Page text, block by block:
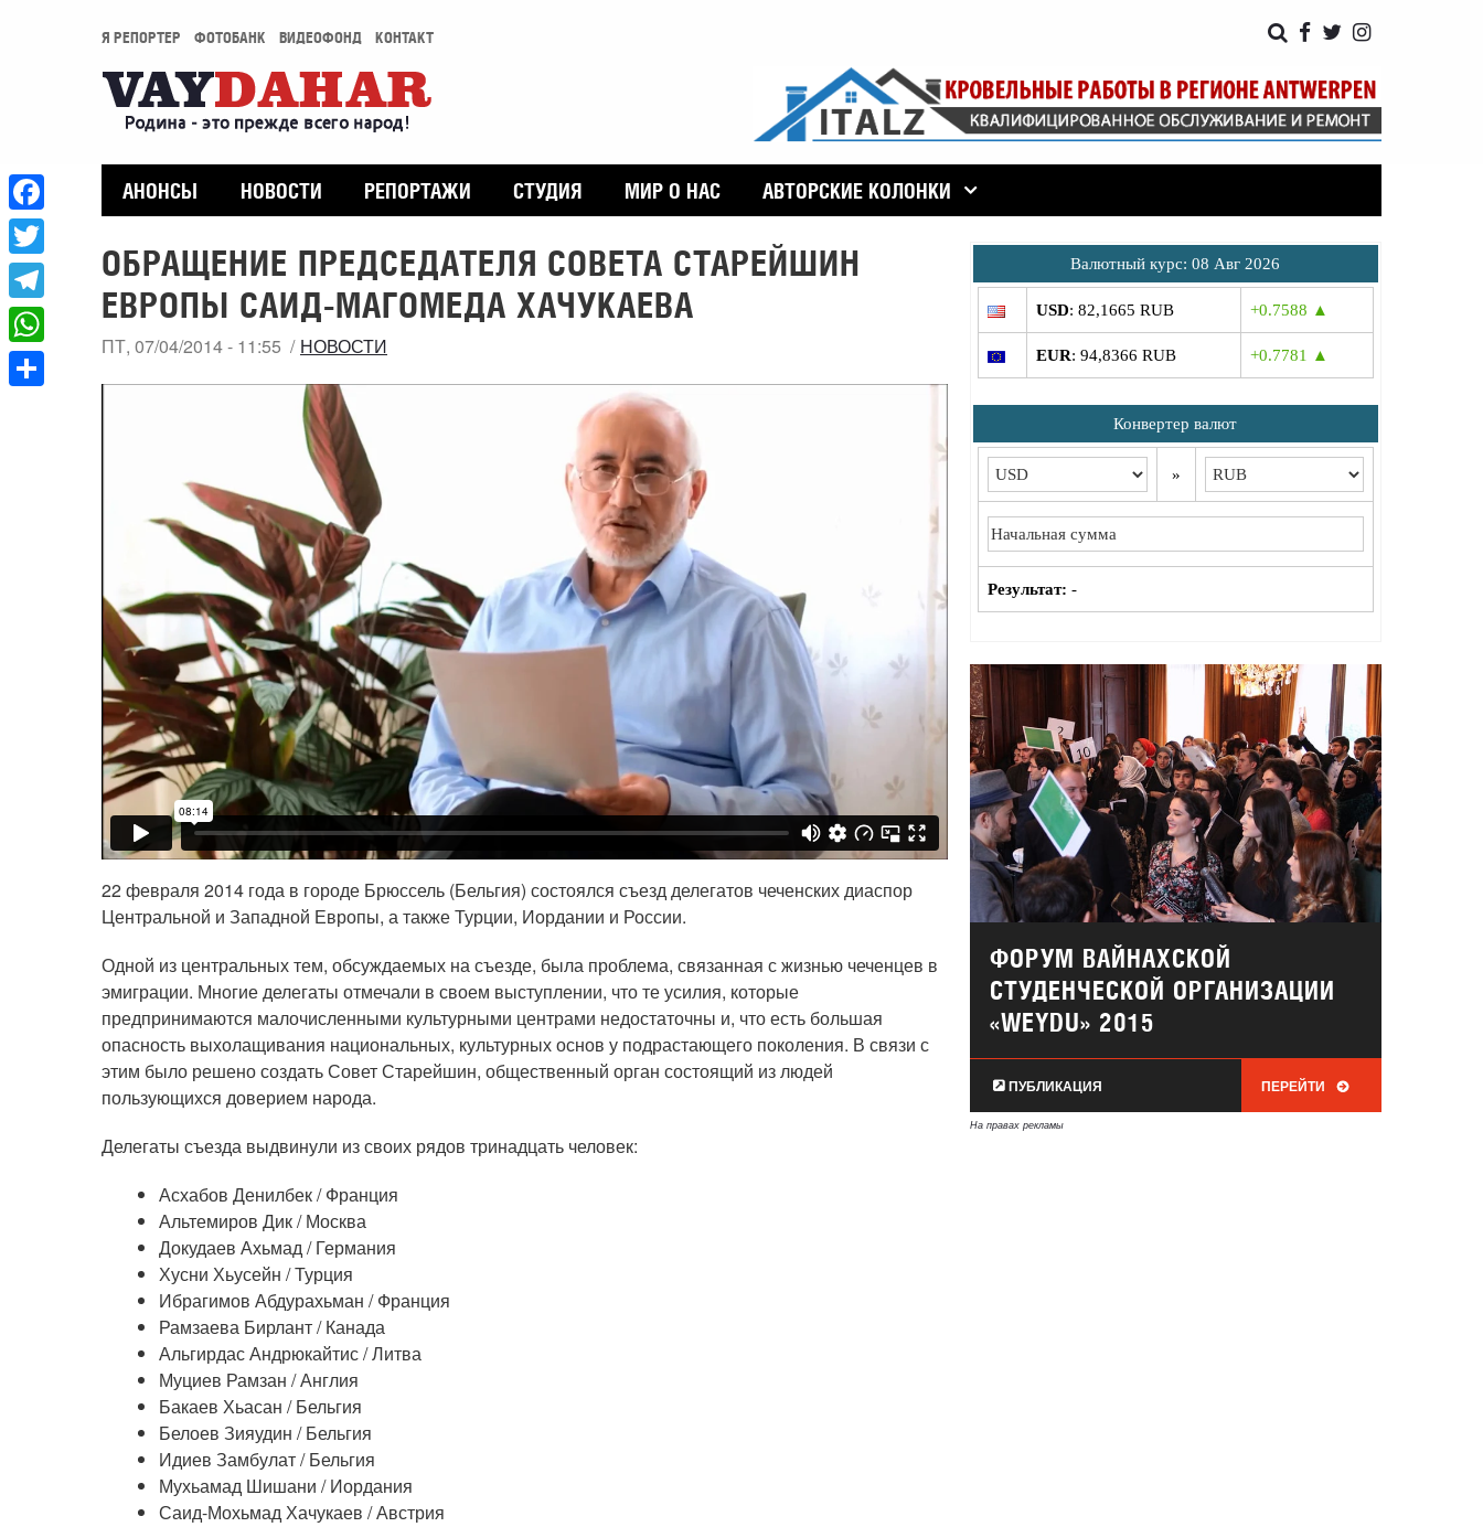
Я РЕПОРТЕР ФОТОБАНК ВИДЕОФОНД КОНТАКТ
АНОНСЫ НОВОСТИ РЕПОРТАЖИ СТУДИЯ МИР О НАС АВТОРСКИЕ КОЛОНКИ
ОБРАЩЕНИЕ ПРЕДСЕДАТЕЛЯ СОВЕТА CТАРЕЙШИН
ЕВРОПЫ САИД-МАГОМЕДА ХАЧУКАЕВА
ПТ, 07/04/2014 - 11:55 НОВОСТИ
22 февраля 2014 года в городе Брюссель (Бельгия) состоялся съезд делегатов чеченских диаспор
Центральной и Западной Европы, а также Турции, Иордании и России.
Одной из центральных тем, обсуждаемых на съезде, была проблема, связанная с жизнью чеченцев в
эмиграции. Многие делегаты отмечали в своем выступлении, что те усилия, которые
предпринимаются малочисленными культурными центрами недостаточны и, что есть большая
опасность выхолащивания национальных, культурных основ у подрастающего поколения. В связи с
этим было решено создать Совет Старейшин, общественный орган состоящий из людей
пользующихся доверием народа.
Делегаты съезда выдвинули из своих рядов тринадцать человек:
Асхабов Денилбек / Франция
Альтемиров Дик / Москва
Докудаев Ахьмад / Германия
Хусни Хьусейн / Турция
Ибрагимов Абдурахьман / Франция
Рамзаева Бирлант / Канада
Альгирдас Андрюкайтис / Литва
Муциев Рамзан / Англия
Бакаев Хьасан / Бельгия
Белоев Зияудин / Бельгия
Идиев Замбулат / Бельгия
Мухьамад Шишани / Иордания
Саид-Мохьмад Хачукаев / Австрия
Facebook
Twitter
Telegram
WhatsApp
Bалютный курс: 08 Авг 2026
USD: 82,1665 RUB +0.7588 ▲
EUR: 94,8366 RUB +0.7781 ▲
Конвертер валют
»
Результат: -
ФОРУМ ВАЙНАХСКОЙ
СТУДЕНЧЕСКОЙ ОРГАНИЗАЦИИ
«WEYDU» 2015
ПУБЛИКАЦИЯ ПЕРЕЙТИ
На правах рекламы